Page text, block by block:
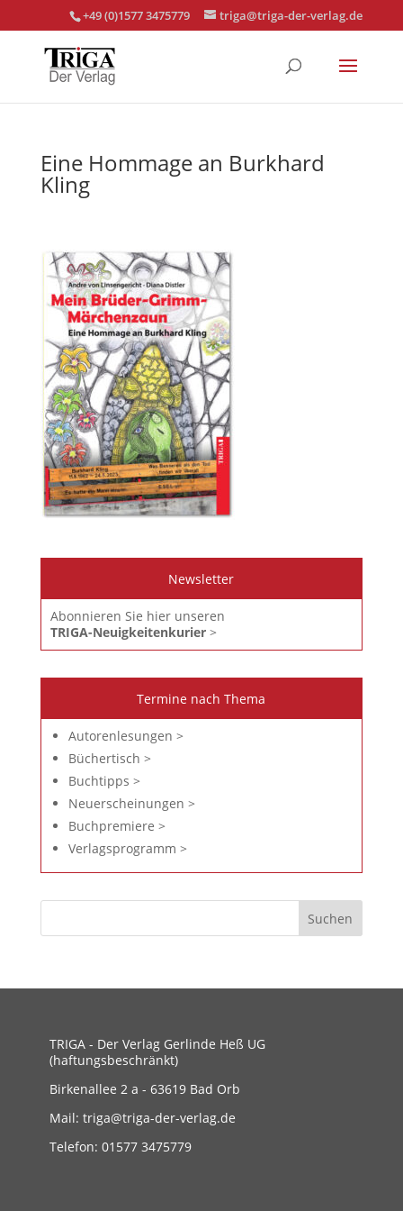
+49 (0)1577 3475779 triga@triga-der-verlag.de
Eine Hommage an Burkhard
Kling
Newsletter
Abonnieren Sie hier unseren
TRIGA-Neuigkeitenkurier>
Termine nach Thema
Autorenlesungen >
Büchertisch >
Buchtipps >
Neuerscheinungen >
Buchpremiere >
Verlagsprogramm >
TRIGA - Der Verlag Gerlinde Heß UG
(haftungsbeschränkt)
Birkenallee 2 a - 63619 Bad Orb
Mail: triga@triga-der-verlag.de
Telefon: 01577 3475779